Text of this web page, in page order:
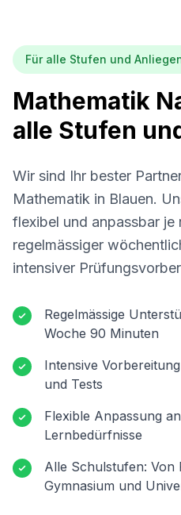
Für alle Stufen und
Mathematik
alle Stufen
Wir sind Ihr bester
Mathematik in Blauen.
flexibel und anpassbar je
regelmässiger
intensiver
Regelmässige
Woche 90 Minuten
Intensive
und Tests
Flexible Anpassung
Lernbedürfnisse
Alle Schulstufen: Von
Gymnasium und